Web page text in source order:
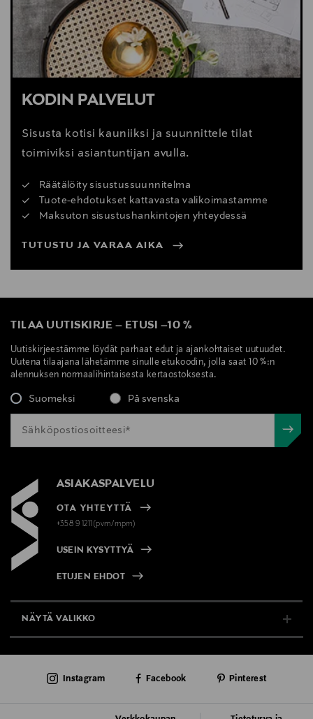
KODIN PALVELUT
Sisusta kotisi kauniiksi ja suunnittele tilat
toimiviksi asiantuntijan avulla.
Räätälöity sisustussuunnitelma
Tuote-ehdotukset kattavasta valikoimastamme
Maksuton sisustushankintojen yhteydessä
TUTUSTU JA VARAA AIKA
TILAA UUTISKIRJE – ETUSI –10 %
Uutiskirjeestämme löydät parhaat edut ja ajankohtaiset uutuudet.
Uutena tilaajana lähetämme sinulle etukoodin, jolla saat 10 %:n
alennuksen normaalihintaisesta kertaostoksesta.
Suomeksi På svenska
ASIAKASPALVELU
OTA YHTEYTTÄ
+358 9 1211(pvm/mpm)
USEIN KYSYTTYÄ
ETUJEN EHDOT
NÄYTÄ VALIKKO
AJANKOHTAISTA
Instagram Facebook Pinterest